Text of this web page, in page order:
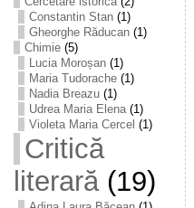
Constantin Stan(1)
Gheorghe Răducan(1)
Chimie(5)
Lucia Moroșan(1)
Maria Tudorache(1)
Nadia Breazu(1)
Udrea Maria Elena(1)
Violeta Maria Cercel (1)
Critică
literară(19)